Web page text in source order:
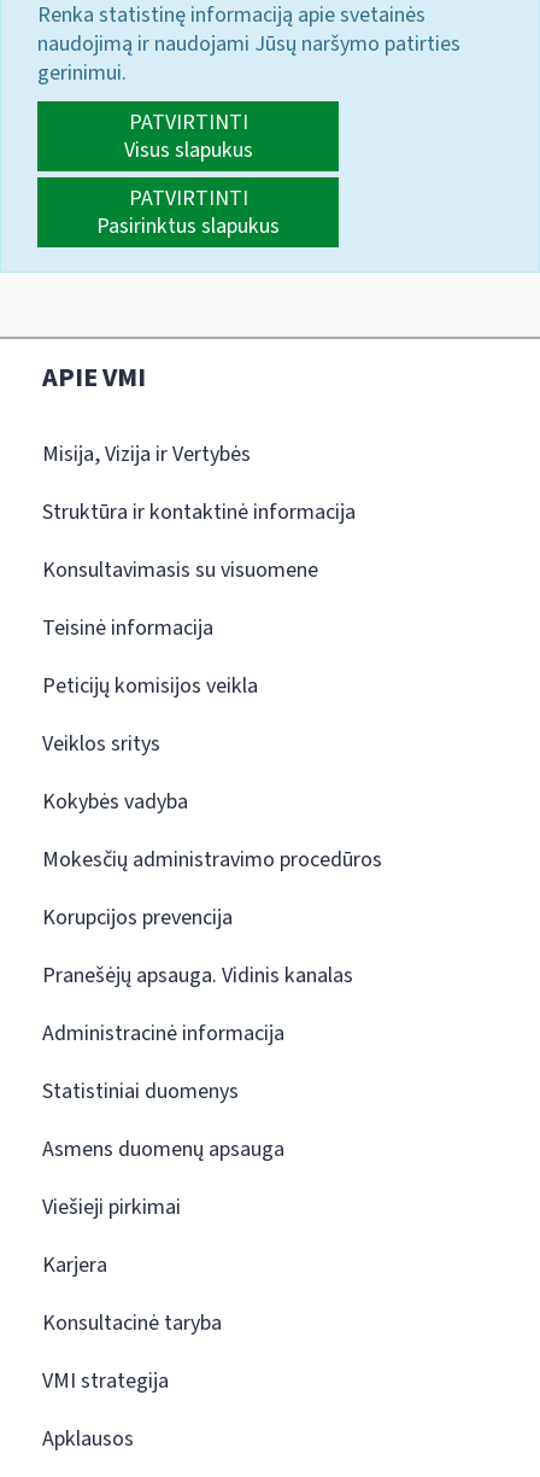
Renka statistinę informaciją apie svetainės
naudojimą ir naudojami Jūsų naršymo patirties
gerinimui.
PATVIRTINTI
Visus slapukus
PATVIRTINTI
Pasirinktus slapukus
APIE VMI
Misija, Vizija ir Vertybės
Struktūra ir kontaktinė informacija
Konsultavimasis su visuomene
Teisinė informacija
Peticijų komisijos veikla
Veiklos sritys
Kokybės vadyba
Mokesčių administravimo procedūros
Korupcijos prevencija
Pranešėjų apsauga. Vidinis kanalas
Administracinė informacija
Statistiniai duomenys
Asmens duomenų apsauga
Viešieji pirkimai
Karjera
Konsultacinė taryba
VMI strategija
Apklausos